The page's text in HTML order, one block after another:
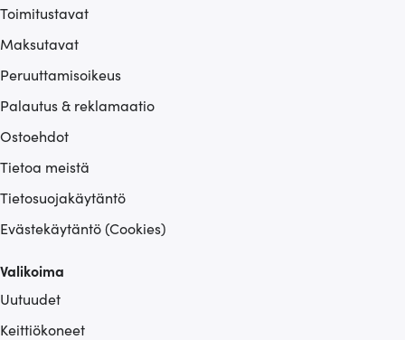
Toimitustavat
Maksutavat
Peruuttamisoikeus
Palautus & reklamaatio
Ostoehdot
Tietoa meistä
Tietosuojakäytäntö
Evästekäytäntö (Cookies)
Valikoima
Uutuudet
Keittiökoneet